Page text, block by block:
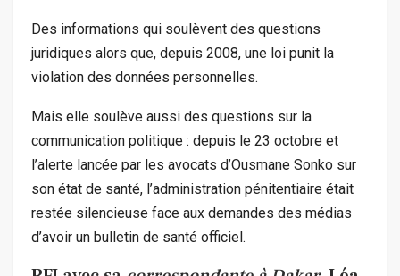
Des informations qui soulèvent des questions
juridiques alors que, depuis 2008, une loi punit la
violation des données personnelles.
Mais elle soulève aussi des questions sur la
communication politique : depuis le 23 octobre et
l’alerte lancée par les avocats d’Ousmane Sonko sur
son état de santé, l’administration pénitentiaire était
restée silencieuse face aux demandes des médias
d’avoir un bulletin de santé officiel.